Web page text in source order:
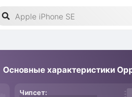
Основные характеристики
Чипсет: